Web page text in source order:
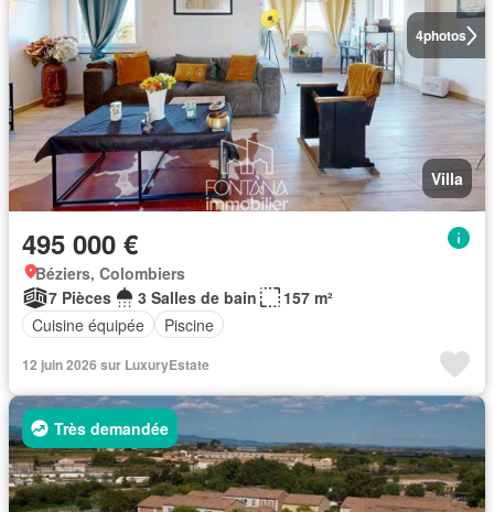
4photos
Villa
495 000 €
Béziers, Colombiers
7 Pièces
3 Salles de bain
157 m²
Cuisine équipée
Piscine
12 juin 2026 sur LuxuryEstate
Très demandée